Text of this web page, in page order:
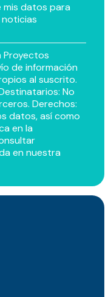
datos para
Proyectos
de información
al suscrito.
No
Derechos:
datos, así como
en la
en nuestra